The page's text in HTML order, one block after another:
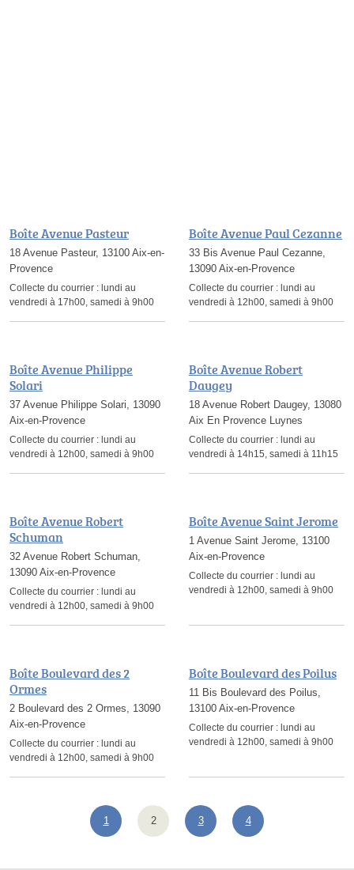
Boîte Avenue Pasteur
18 Avenue Pasteur, 13100 Aix-en-
Provence
Collecte du courrier : lundi au
vendredi à 17h00, samedi à 9h00
Boîte Avenue Paul Cezanne
33 Bis Avenue Paul Cezanne,
13090 Aix-en-Provence
Collecte du courrier : lundi au
vendredi à 12h00, samedi à 9h00
Boîte Avenue Philippe
Solari
37 Avenue Philippe Solari, 13090
Aix-en-Provence
Collecte du courrier : lundi au
vendredi à 12h00, samedi à 9h00
Boîte Avenue Robert
Daugey
18 Avenue Robert Daugey, 13080
Aix En Provence Luynes
Collecte du courrier : lundi au
vendredi à 14h15, samedi à 11h15
Boîte Avenue Robert
Schuman
32 Avenue Robert Schuman,
13090 Aix-en-Provence
Collecte du courrier : lundi au
vendredi à 12h00, samedi à 9h00
Boîte Avenue Saint Jerome
1 Avenue Saint Jerome, 13100
Aix-en-Provence
Collecte du courrier : lundi au
vendredi à 12h00, samedi à 9h00
Boîte Boulevard des 2
Ormes
2 Boulevard des 2 Ormes, 13090
Aix-en-Provence
Collecte du courrier : lundi au
vendredi à 12h00, samedi à 9h00
Boîte Boulevard des Poilus
11 Bis Boulevard des Poilus,
13100 Aix-en-Provence
Collecte du courrier : lundi au
vendredi à 12h00, samedi à 9h00
1 2 3 4